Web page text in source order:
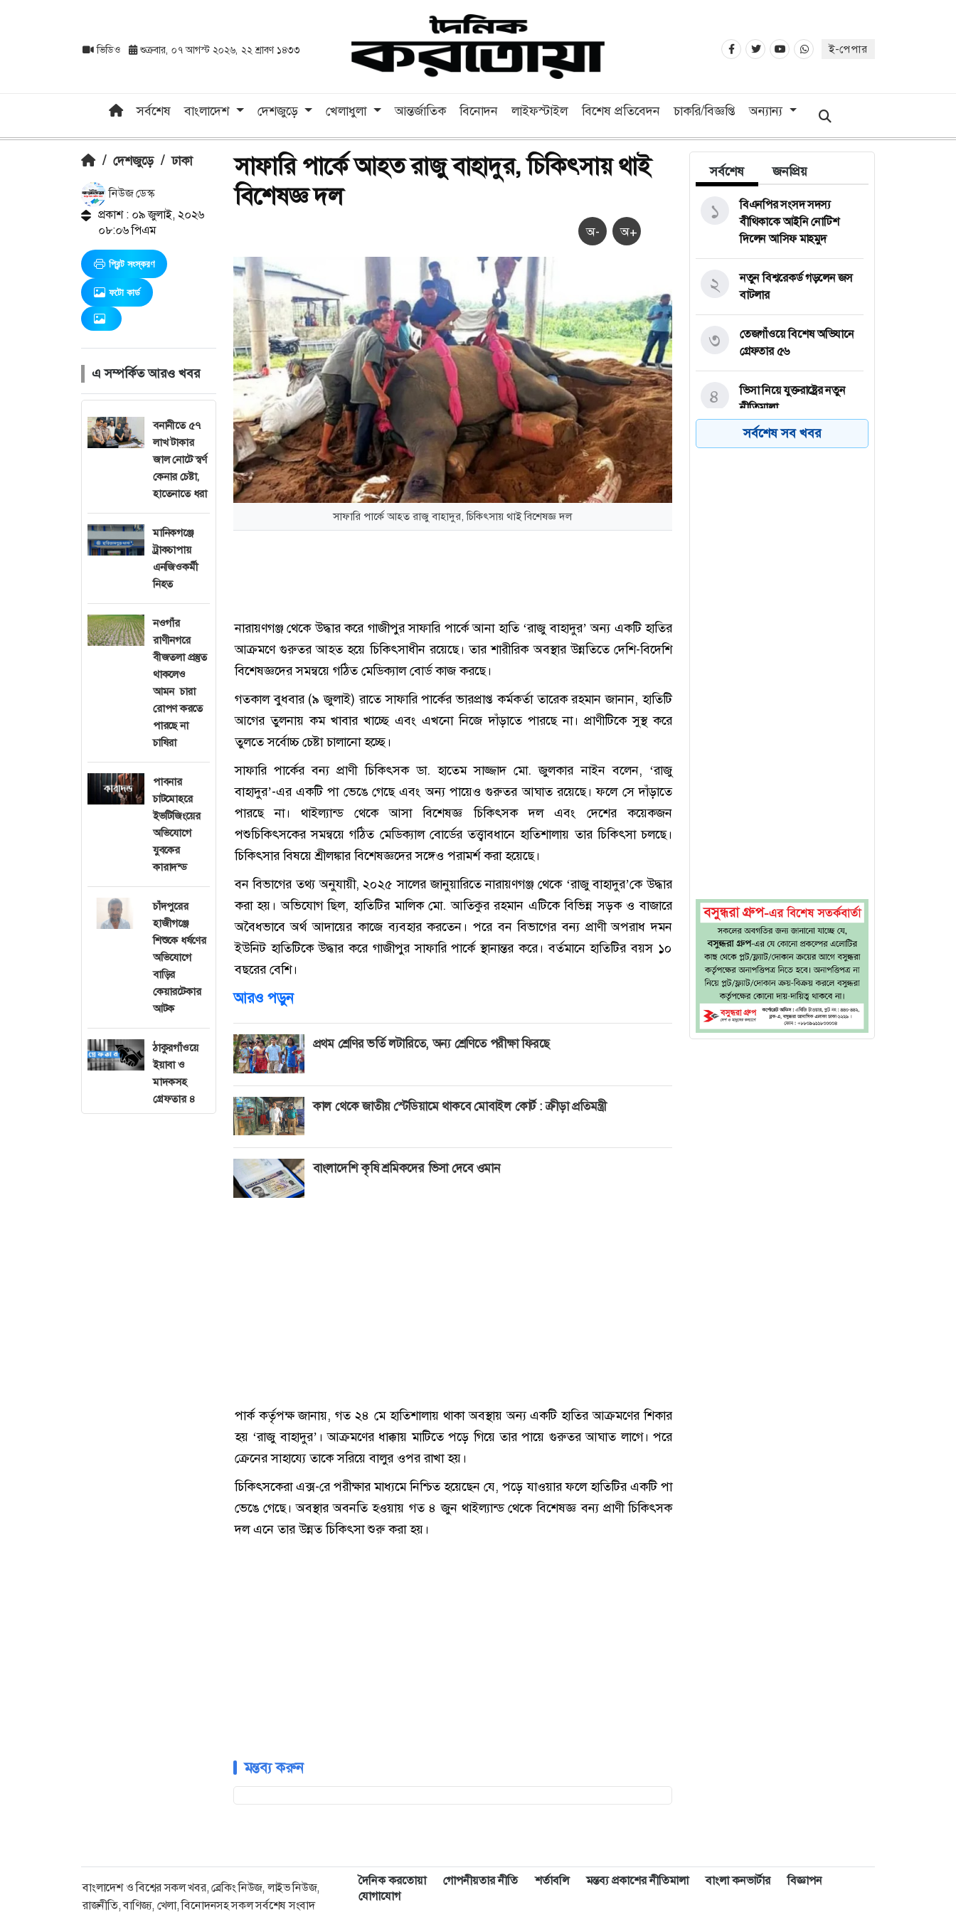
ভিডিও শুক্রবার, ০৭ আগস্ট ২০২৬, ২২ শ্রাবণ ১৪৩৩ ই-পেপার
সর্বশেষ বাংলাদেশ দেশজুড়ে খেলাধুলা আন্তর্জাতিক বিনোদন লাইফস্টাইল বিশেষ প্রতিবেদন চাকরি/বিজ্ঞপ্তি অন্যান্য
/ দেশজুড়ে / ঢাকা
নিউজ ডেস্ক
প্রকাশ : ০৯ জুলাই, ২০২৬
০৮:০৬ পিএম
প্রিন্ট সংস্করণ
ফটো কার্ড
এ সম্পর্কিত আরও খবর
বনানীতে ৫৭
লাখ টাকার
জাল নোটে স্বর্ণ
কেনার চেষ্টা,
হাতেনাতে ধরা
মানিকগঞ্জে
ট্রাকচাপায়
এনজিওকর্মী
নিহত
নওগাঁর
রাণীনগরে
বীজতলা প্রস্তুত
থাকলেও
আমন চারা
রোপণ করতে
পারছে না
চাষিরা
পাবনার
চাটমোহরে
ইভটিজিংয়ের
অভিযোগে
যুবকের
কারাদন্ড
চাঁদপুরের
হাজীগঞ্জে
শিশুকে ধর্ষণের
অভিযোগে
বাড়ির
কেয়ারটেকার
আটক
ঠাকুরগাঁওয়ে
ইয়াবা ও
মাদকসহ
গ্রেফতার ৪
সাফারি পার্কে আহত রাজু বাহাদুর, চিকিৎসায় থাই
বিশেষজ্ঞ দল
অ- অ+
সাফারি পার্কে আহত রাজু বাহাদুর, চিকিৎসায় থাই বিশেষজ্ঞ দল
নারায়ণগঞ্জ থেকে উদ্ধার করে গাজীপুর সাফারি পার্কে আনা হাতি ‘রাজু বাহাদুর’ অন্য একটি হাতির
আক্রমণে গুরুতর আহত হয়ে চিকিৎসাধীন রয়েছে। তার শারীরিক অবস্থার উন্নতিতে দেশি-বিদেশি
বিশেষজ্ঞদের সমন্বয়ে গঠিত মেডিক্যাল বোর্ড কাজ করছে।
গতকাল বুধবার (৯ জুলাই) রাতে সাফারি পার্কের ভারপ্রাপ্ত কর্মকর্তা তারেক রহমান জানান, হাতিটি
আগের তুলনায় কম খাবার খাচ্ছে এবং এখনো নিজে দাঁড়াতে পারছে না। প্রাণীটিকে সুস্থ করে
তুলতে সর্বোচ্চ চেষ্টা চালানো হচ্ছে।
সাফারি পার্কের বন্য প্রাণী চিকিৎসক ডা. হাতেম সাজ্জাদ মো. জুলকার নাইন বলেন, ‘রাজু
বাহাদুর’-এর একটি পা ভেঙে গেছে এবং অন্য পায়েও গুরুতর আঘাত রয়েছে। ফলে সে দাঁড়াতে
পারছে না। থাইল্যান্ড থেকে আসা বিশেষজ্ঞ চিকিৎসক দল এবং দেশের কয়েকজন
পশুচিকিৎসকের সমন্বয়ে গঠিত মেডিক্যাল বোর্ডের তত্ত্বাবধানে হাতিশালায় তার চিকিৎসা চলছে।
চিকিৎসার বিষয়ে শ্রীলঙ্কার বিশেষজ্ঞদের সঙ্গেও পরামর্শ করা হয়েছে।
বন বিভাগের তথ্য অনুযায়ী, ২০২৫ সালের জানুয়ারিতে নারায়ণগঞ্জ থেকে ‘রাজু বাহাদুর’কে উদ্ধার
করা হয়। অভিযোগ ছিল, হাতিটির মালিক মো. আতিকুর রহমান এটিকে বিভিন্ন সড়ক ও বাজারে
অবৈধভাবে অর্থ আদায়ের কাজে ব্যবহার করতেন। পরে বন বিভাগের বন্য প্রাণী অপরাধ দমন
ইউনিট হাতিটিকে উদ্ধার করে গাজীপুর সাফারি পার্কে স্থানান্তর করে। বর্তমানে হাতিটির বয়স ১০
বছরের বেশি।
আরও পড়ুন
প্রথম শ্রেণির ভর্তি লটারিতে, অন্য শ্রেণিতে পরীক্ষা ফিরছে
কাল থেকে জাতীয় স্টেডিয়ামে থাকবে মোবাইল কোর্ট : ক্রীড়া প্রতিমন্ত্রী
বাংলাদেশি কৃষি শ্রমিকদের ভিসা দেবে ওমান
পার্ক কর্তৃপক্ষ জানায়, গত ২৪ মে হাতিশালায় থাকা অবস্থায় অন্য একটি হাতির আক্রমণের শিকার
হয় ‘রাজু বাহাদুর’। আক্রমণের ধাক্কায় মাটিতে পড়ে গিয়ে তার পায়ে গুরুতর আঘাত লাগে। পরে
ক্রেনের সাহায্যে তাকে সরিয়ে বালুর ওপর রাখা হয়।
চিকিৎসকেরা এক্স-রে পরীক্ষার মাধ্যমে নিশ্চিত হয়েছেন যে, পড়ে যাওয়ার ফলে হাতিটির একটি পা
ভেঙে গেছে। অবস্থার অবনতি হওয়ায় গত ৪ জুন থাইল্যান্ড থেকে বিশেষজ্ঞ বন্য প্রাণী চিকিৎসক
দল এনে তার উন্নত চিকিৎসা শুরু করা হয়।
মন্তব্য করুন
সর্বশেষ জনপ্রিয়
বিএনপির সংসদ সদস্য
বীথিকাকে আইনি নোটিশ
দিলেন আসিফ মাহমুদ
১
নতুন বিশ্বরেকর্ড গড়লেন জস
বাটলার
২
তেজগাঁওয়ে বিশেষ অভিযানে
গ্রেফতার ৫৬
৩
ভিসা নিয়ে যুক্তরাষ্ট্রের নতুন
নীতিমালা
৪
২০৩২ সাল পর্যন্ত রিয়াল
৫
সর্বশেষ সব খবর
বাংলাদেশ ও বিশ্বের সকল খবর, ব্রেকিং নিউজ, লাইভ নিউজ,
রাজনীতি, বাণিজ্য, খেলা, বিনোদনসহ সকল সর্বশেষ সংবাদ
দৈনিক করতোয়া গোপনীয়তার নীতি শর্তাবলি মন্তব্য প্রকাশের নীতিমালা বাংলা কনভার্টার
বিজ্ঞাপন
যোগাযোগ